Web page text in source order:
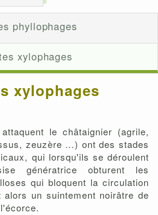
phyllophages
xylophages
xylophages
le châtaignier (agrile,
zeuzère …) ont des stades
qui lorsqu'ils se déroulent
génératrice obturent les
qui bloquent la circulation
un suintement noirâtre de